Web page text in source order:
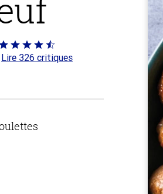
4.6 sur
Lire 326 critiques